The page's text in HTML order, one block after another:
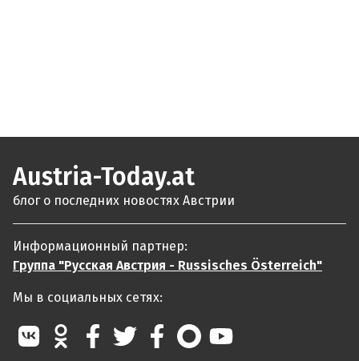
Austria-Today.at
блог о последних новостях Австрии
Информационный партнер:
Группа "Русская Австрия - Russisches Österreich"
Мы в социальных сетях: